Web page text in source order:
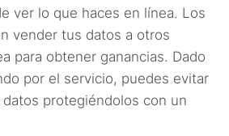
ver lo que haces en línea. Los
vender tus datos a otros
para obtener ganancias. Dado
por el servicio, puedes evitar
protegiéndolos con un